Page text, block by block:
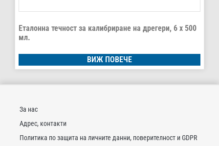
Еталонна течност за калибриране на дрегери, 6 x 500
мл.
ВИЖ ПОВЕЧЕ
За нас
Адрес, контакти
Политика по защита на личните данни, поверителност и GDPR